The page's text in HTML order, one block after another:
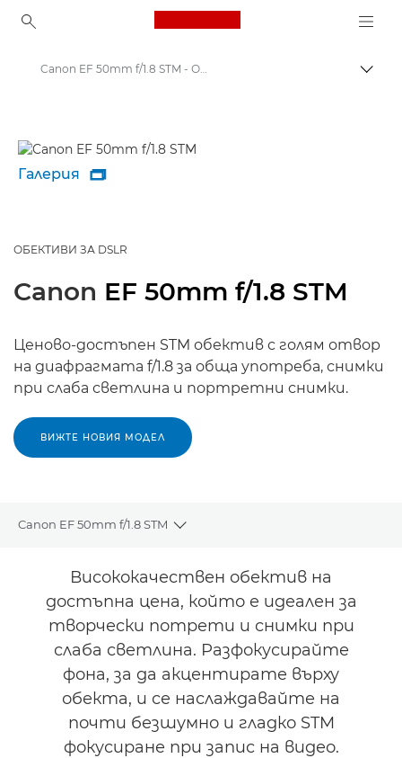
Canon Logo, back to
Canon EF 50mm f/1.8 STM - Обективи – обективи за фотоапарати
Галерия 
ОБЕКТИВИ ЗА DSLR
Canon EF 50mm f/1.8 STM
Ценово-достъпен STM обектив с голям отвор
на диафрагмата f/1.8 за обща употреба, снимки
при слаба светлина и портретни снимки.
ВИЖТЕ НОВИЯ МОДЕЛ
Canon EF 50mm f/1.8 STM
Toggle breadcrumbs
Спецификации
Висококачествен обектив на
достъпна цена, който е идеален за
творчески потрети и снимки при
слаба светлина. Разфокусирайте
фона, за да акцентирате върху
обекта, и се наслаждавайте на
почти безшумно и гладко STM
фокусиране при запис на видео.